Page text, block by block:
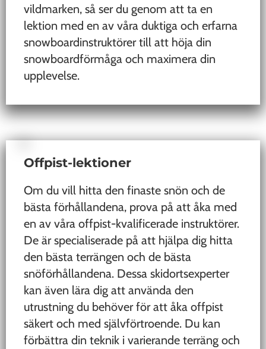
vildmarken, så ser du genom att ta en
lektion med en av våra duktiga och erfarna
snowboardinstruktörer till att höja din
snowboardförmåga och maximera din
upplevelse.
Offpist-lektioner
Om du vill hitta den finaste snön och de
bästa förhållandena, prova på att åka med
en av våra offpist-kvalificerade instruktörer.
De är specialiserade på att hjälpa dig hitta
den bästa terrängen och de bästa
snöförhållandena. Dessa skidortsexperter
kan även lära dig att använda den
utrustning du behöver för att åka offpist
säkert och med självförtroende. Du kan
förbättra din teknik i varierande terräng och